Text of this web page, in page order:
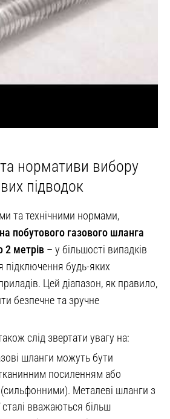
нормативи вибору
підводок
та технічними нормами,
побутового газового шланга
2 метрів – у більшості випадків
підключення будь-яких
Цей діапазон, як правило,
безпечне та зручне
слід звертати увагу на:
шланги можуть бути
посиленням або
Металеві шланги з
вважаються більш